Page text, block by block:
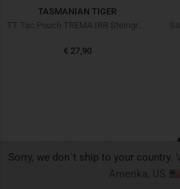
Sorry, we don´t ship to your country.
Amerika, US
TASMANIAN TIGER
€ 27,90